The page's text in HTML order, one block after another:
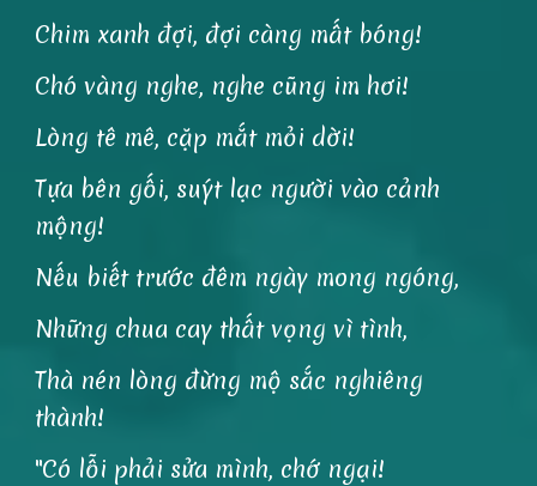
Chim xanh đợi, đợi càng mất bóng!
Chó vàng nghe, nghe cũng im hơi!
Lòng tê mê, cặp mắt mỏi dời!
Tựa bên gối, suýt lạc người vào cảnh
mộng!
Nếu biết trước đêm ngày mong ngóng,
Những chua cay thất vọng vì tình,
Thà nén lòng đừng mộ sắc nghiêng
thành!
"Có lỗi phải sửa mình, chớ ngại!